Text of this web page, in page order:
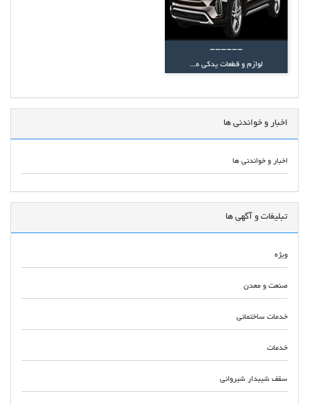
------
لوازم و قطعات یدکی ه...
اخبار و خواندنی ها
اخبار و خواندنی ها
تبلیغات و آگهی ها
ویژه
صنعت و معدن
خدمات ساختمانی
خدمات
سقف شیبدار شیروانی